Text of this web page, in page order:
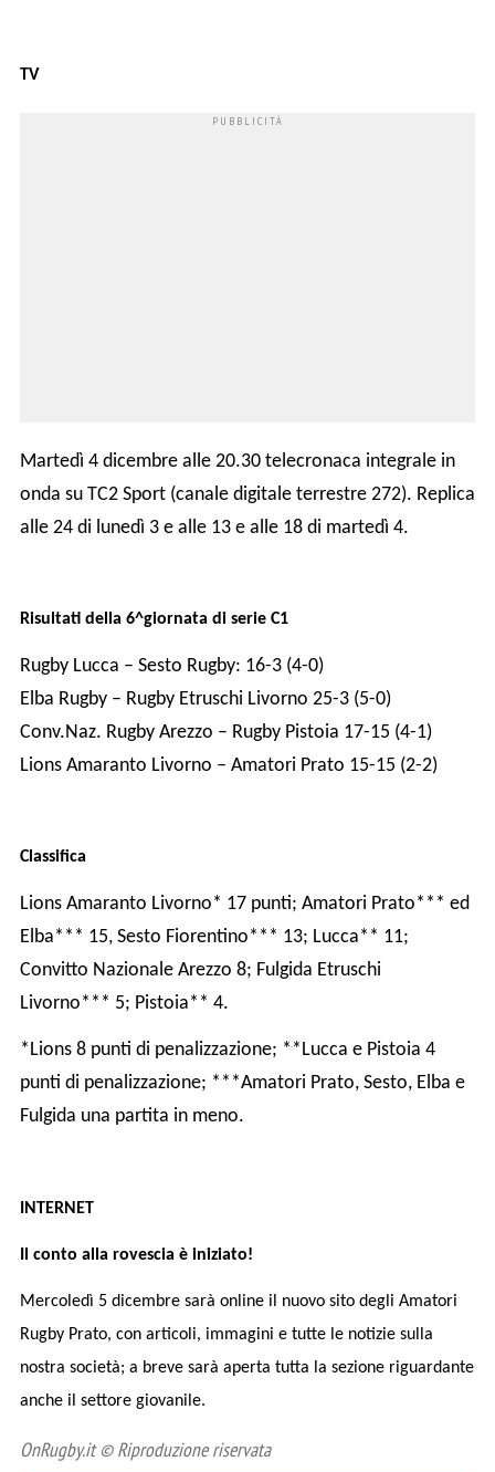
TV
Martedì 4 dicembre alle 20.30 telecronaca integrale in
onda su TC2 Sport (canale digitale terrestre 272). Replica
alle 24 di lunedì 3 e alle 13 e alle 18 di martedì 4.
Risultati della 6^giornata di serie C1
Rugby Lucca – Sesto Rugby: 16-3 (4-0)
Elba Rugby – Rugby Etruschi Livorno 25-3 (5-0)
Conv.Naz. Rugby Arezzo – Rugby Pistoia 17-15 (4-1)
Lions Amaranto Livorno – Amatori Prato 15-15 (2-2)
Classifica
Lions Amaranto Livorno* 17 punti; Amatori Prato*** ed
Elba*** 15, Sesto Fiorentino*** 13; Lucca** 11;
Convitto Nazionale Arezzo 8; Fulgida Etruschi
Livorno*** 5; Pistoia** 4.
*Lions 8 punti di penalizzazione; **Lucca e Pistoia 4
punti di penalizzazione; ***Amatori Prato, Sesto, Elba e
Fulgida una partita in meno.
INTERNET
Il conto alla rovescia è iniziato!
Mercoledì 5 dicembre sarà online il nuovo sito degli Amatori
Rugby Prato, con articoli, immagini e tutte le notizie sulla
nostra società; a breve sarà aperta tutta la sezione riguardante
anche il settore giovanile.
OnRugby.it © Riproduzione riservata